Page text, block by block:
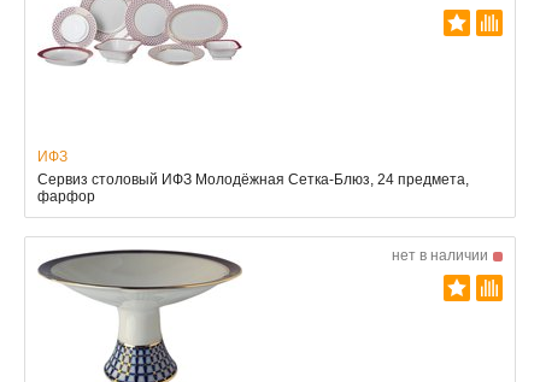
ИФЗ
Cервиз столовый ИФЗ Молодёжная Сетка-Блюз, 24 предмета,
фарфор
нет в наличии